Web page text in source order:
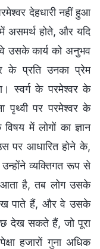
देहधारी नहीं हुआ
असमर्थ होते, और यदि
उसके कार्य को अनुभव
के प्रति उनका प्रेम
स्वर्ग के परमेश्वर के
पृथ्वी पर परमेश्वर के
में लोगों का ज्ञान
पर आधारित होने के,
व्यक्तिगत रूप से
आता है, तब लोग उसके
देख पाते हैं, और वे उसके
देख सकते हैं, जो पूरा
हजारों गुना अधिक